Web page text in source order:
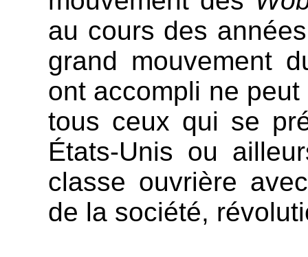
au cours des
grand mouvement
ont accompli ne
tous ceux qui se
États-Unis ou
classe ouvrière
de la société,